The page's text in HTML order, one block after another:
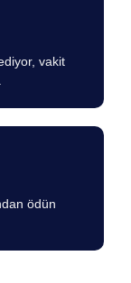
vakit
ödün